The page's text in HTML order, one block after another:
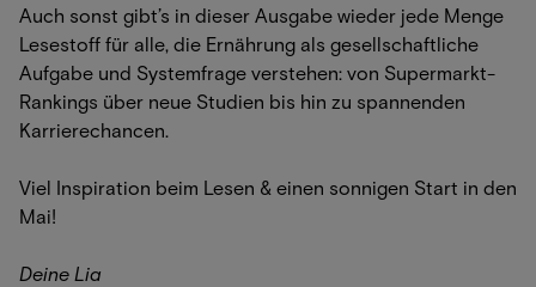
Auch sonst gibt’s in dieser Ausgabe wieder jede Menge
Lesestoff für alle, die Ernährung als gesellschaftliche
Aufgabe und Systemfrage verstehen: von Supermarkt-
Rankings über neue Studien bis hin zu spannenden
Karrierechancen.
Viel Inspiration beim Lesen & einen sonnigen Start in den
Mai!
Deine Lia